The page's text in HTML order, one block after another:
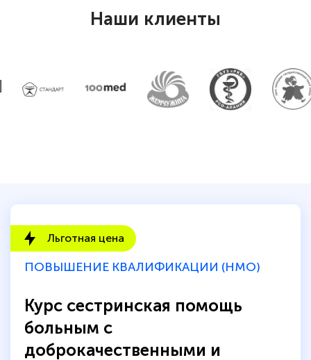
Наши клиенты
Льготная цена
ПОВЫШЕНИЕ КВАЛИФИКАЦИИ (НМО)
Курс сестринская помощь
больным с
доброкачественными и